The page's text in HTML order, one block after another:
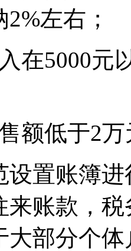
左右；
在5000元
额低于2
设置账簿
来账款，
大部分个